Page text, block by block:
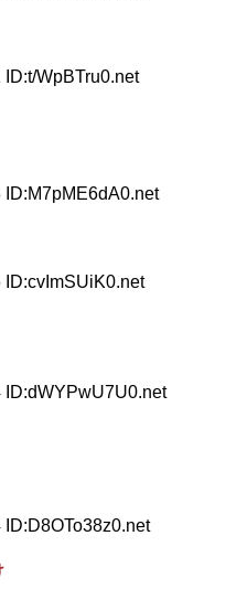
ID:t/WpBTru0.net
ID:M7pME6dA0.net
ID:cvImSUiK0.net
ID:dWYPwU7U0.net
ID:D8OTo38z0.net